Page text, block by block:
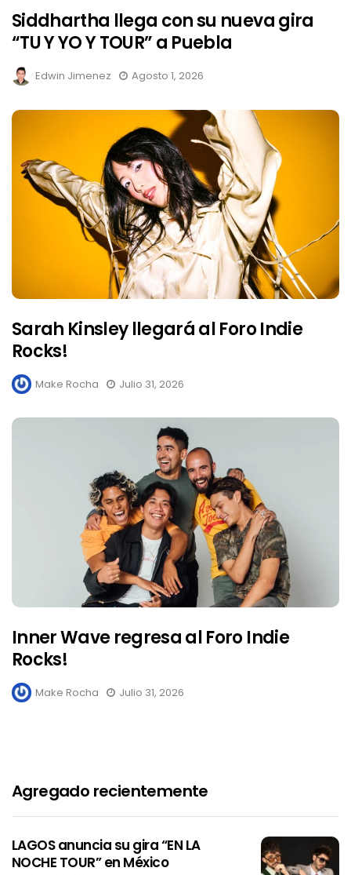
Siddhartha llega con su nueva gira
“TU Y YO Y TOUR” a Puebla
Edwin Jimenez Agosto 1, 2026
Sarah Kinsley llegará al Foro Indie
Rocks!
Make Rocha Julio 31, 2026
Inner Wave regresa al Foro Indie
Rocks!
Make Rocha Julio 31, 2026
Agregado recientemente
LAGOS anuncia su gira “EN LA
NOCHE TOUR” en México